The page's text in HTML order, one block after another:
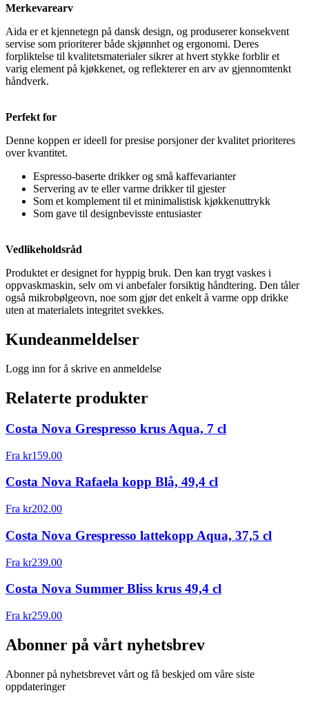
Merkevarearv
Aida er et kjennetegn på dansk design, og produserer konsekvent
servise som prioriterer både skjønnhet og ergonomi. Deres
forpliktelse til kvalitetsmaterialer sikrer at hvert stykke forblir et
varig element på kjøkkenet, og reflekterer en arv av gjennomtenkt
håndverk.
Perfekt for
Denne koppen er ideell for presise porsjoner der kvalitet prioriteres
over kvantitet.
Espresso-baserte drikker og små kaffevarianter
Servering av te eller varme drikker til gjester
Som et komplement til et minimalistisk kjøkkenuttrykk
Som gave til designbevisste entusiaster
Vedlikeholdsråd
Produktet er designet for hyppig bruk. Den kan trygt vaskes i
oppvaskmaskin, selv om vi anbefaler forsiktig håndtering. Den tåler
også mikrobølgeovn, noe som gjør det enkelt å varme opp drikke
uten at materialets integritet svekkes.
Kundeanmeldelser
Logg inn for å skrive en anmeldelse
Relaterte produkter
Costa Nova Grespresso krus Aqua, 7 cl
Fra kr159.00
Costa Nova Rafaela kopp Blå, 49,4 cl
Fra kr202.00
Costa Nova Grespresso lattekopp Aqua, 37,5 cl
Fra kr239.00
Costa Nova Summer Bliss krus 49,4 cl
Fra kr259.00
Abonner på vårt nyhetsbrev
Abonner på nyhetsbrevet vårt og få beskjed om våre siste
oppdateringer